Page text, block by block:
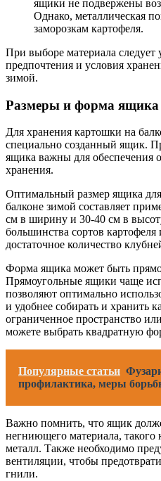
ящики не подвержены
Однако, металлическая
заморозкам картофеля.
При выборе материала
предпочтения и условия
зимой.
Размеры и форма ящика
Для хранения картошки на
специально созданный ящик.
ящика важны для обеспечения
хранения.
Оптимальный размер ящика
балконе зимой составляет
см в ширину и 30-40 см в
большинства сортов картофеля
достаточное количество
Форма ящика может быть
Прямоугольные ящики чаще
позволяют оптимально
и удобнее собирать и хранить
ограниченное пространство
можете выбрать квадратную
Популярные статьи
профилактика, меры
Важно помнить, что ящик
негниющего материала, такого
металл. Также необходимо
вентиляции, чтобы
гнили.